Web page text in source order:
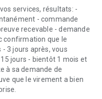
services, résultats: -
- commande
recevable - demande
confirmation que le
3 jours après, vous
jours - bientôt 1 mois et
à sa demande de
que le virement a bien